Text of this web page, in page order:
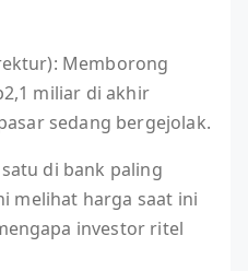
Memborong
miliar di akhir
sedang bergejolak.
di bank paling
melihat harga saat ini
investor ritel